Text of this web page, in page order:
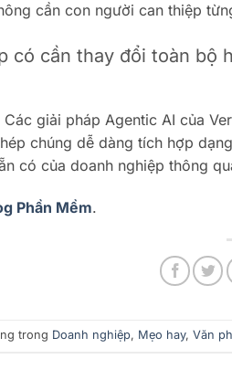
cần con người can thiệp
có cần thay đổi toàn bộ
giải pháp Agentic AI của
chúng dễ dàng tích hợp
có của doanh nghiệp thông
Phần Mềm.
trong Doanh nghiệp, Mẹo hay, Văn